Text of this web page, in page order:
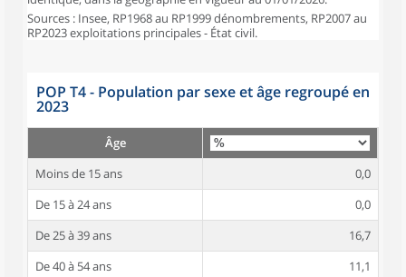
Sources : Insee, RP1968 au RP1999 dénombrements, RP2007 au
RP2023 exploitations principales - État civil.
POP T4 - Population par sexe et âge regroupé en
2023
Âge
Moins de 15 ans
0,0
De 15 à 24 ans
0,0
De 25 à 39 ans
16,7
De 40 à 54 ans
11,1